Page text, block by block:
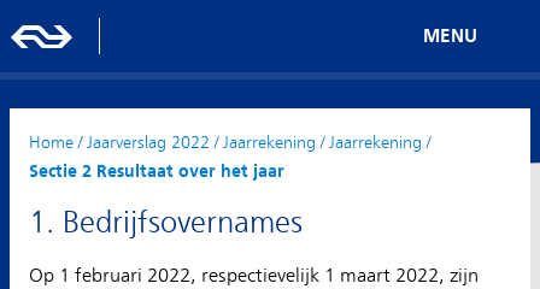
MENU
Home/ Jaarverslag 2022 / Jaarrekening / Jaarrekening /
Sectie 2 Resultaat over het jaar
1. Bedrijfsovernames
Op 1 februari 2022, respectievelijk 1 maart 2022, zijn